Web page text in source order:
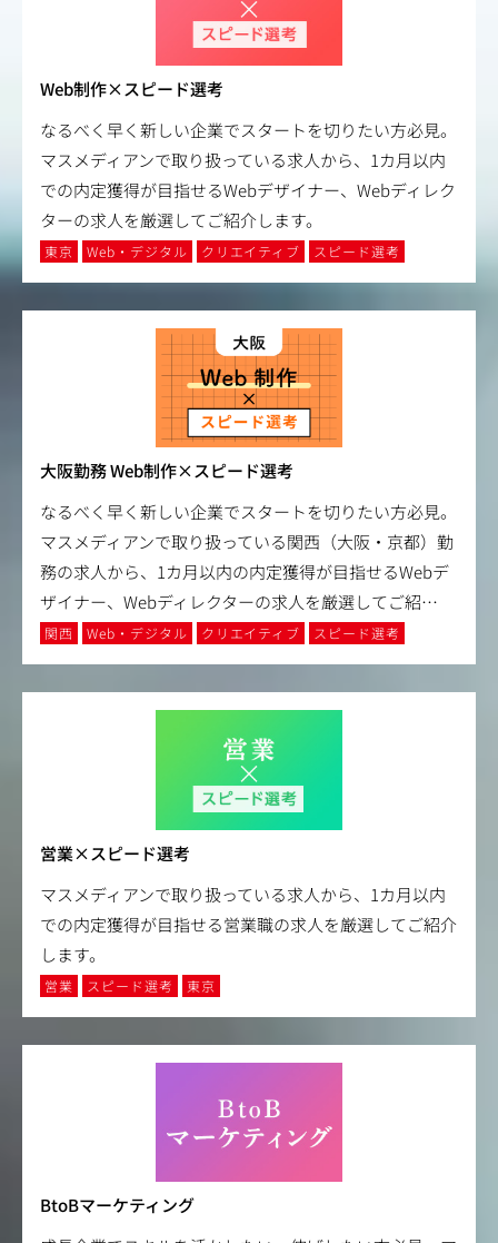
Web制作×スピード選考
なるべく早く新しい企業でスタートを切りたい方必見。
マスメディアンで取り扱っている求人から、1カ月以内
での内定獲得が目指せるWebデザイナー、Webディレク
ターの求人を厳選してご紹介します。
東京 Web・デジタル クリエイティブ スピード選考
大阪勤務 Web制作×スピード選考
なるべく早く新しい企業でスタートを切りたい方必見。
マスメディアンで取り扱っている関西（大阪・京都）勤
務の求人から、1カ月以内の内定獲得が目指せるWebデ
ザイナー、Webディレクターの求人を厳選してご紹…
関西 Web・デジタル クリエイティブ スピード選考
営業×スピード選考
マスメディアンで取り扱っている求人から、1カ月以内
での内定獲得が目指せる営業職の求人を厳選してご紹介
します。
営業 スピード選考 東京
BtoBマーケティング